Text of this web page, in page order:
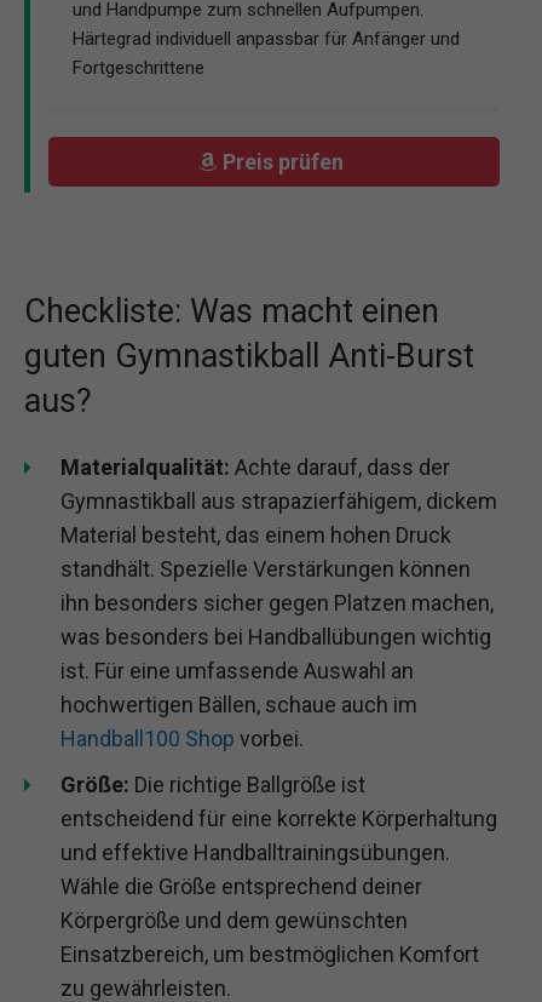
und Handpumpe zum schnellen Aufpumpen.
Härtegrad individuell anpassbar für Anfänger und
Fortgeschrittene
Preis prüfen
Checkliste: Was macht einen
guten Gymnastikball Anti-Burst
aus?
Materialqualität: Achte darauf, dass der
Gymnastikball aus strapazierfähigem, dickem
Material besteht, das einem hohen Druck
standhält. Spezielle Verstärkungen können
ihn besonders sicher gegen Platzen machen,
was besonders bei Handballübungen wichtig
ist. Für eine umfassende Auswahl an
hochwertigen Bällen, schaue auch im
Handball100 Shop vorbei.
Größe: Die richtige Ballgröße ist
entscheidend für eine korrekte Körperhaltung
und effektive Handballtrainingsübungen.
Wähle die Größe entsprechend deiner
Körpergröße und dem gewünschten
Einsatzbereich, um bestmöglichen Komfort
zu gewährleisten.